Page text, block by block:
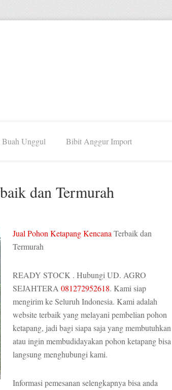
Unggul Bibit Anggur Import
dan Termurah
Jual Pohon Ketapang Kencana Terbaik dan
Termurah
READY STOCK . Hubungi UD. AGRO
SEJAHTERA 081272952618. Kami siap
mengirim ke Seluruh Indonesia. Kami adalah
website terbaik yang melayani pembelian pohon
ketapang, jadi bagi siapa saja yang membutuhkan
atau ingin membudidayakan pohon ketapang bisa
langsung menghubungi kami.
Informasi pemesanan selengkapnya bisa anda